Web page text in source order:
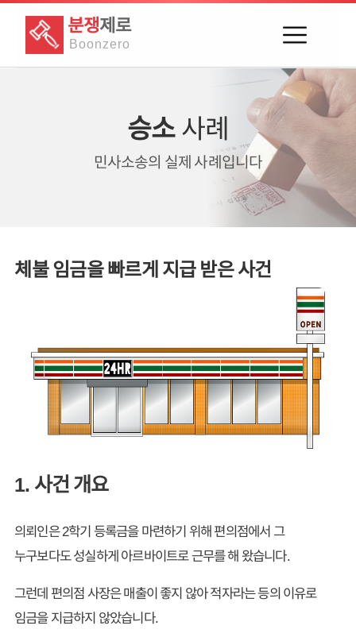
분쟁제로
Boonzero
승소사례
민사소송의 실제 사례입니다
체불 임금을 빠르게 지급 받은 사건
1. 사건 개요
의뢰인은 2학기 등록금을 마련하기 위해 편의점에서 그
누구보다도 성실하게 아르바이트로 근무를 해 왔습니다.
그런데 편의점 사장은 매출이 좋지 않아 적자라는 등의 이유로
임금을 지급하지 않았습니다.